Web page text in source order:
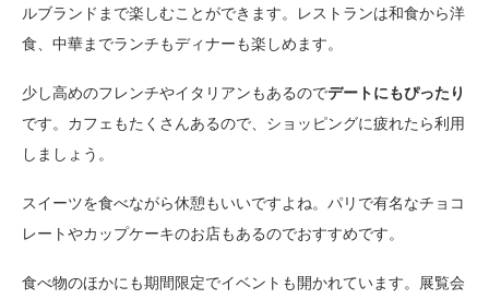
ルブランドまで楽しむことができます。レストランは和食から洋
食、中華までランチもディナーも楽しめます。
少し高めのフレンチやイタリアンもあるのでデートにもぴったり
です。カフェもたくさんあるので、ショッピングに疲れたら利用
しましょう。
スイーツを食べながら休憩もいいですよね。パリで有名なチョコ
レートやカップケーキのお店もあるのでおすすめです。
食べ物のほかにも期間限定でイベントも開かれています。展覧会